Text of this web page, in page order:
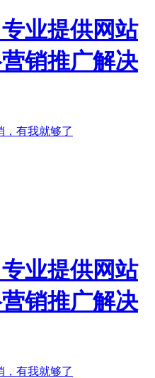
，有我就够了
，有我就够了